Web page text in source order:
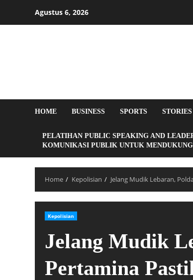
Agustus 6, 2026
HOME BUSINESS SPORTS STORIES
PELATIHAN PUBLIC SPEAKING AND
KOMUNIKASI PUBLIK UNTUK
Home Kepolisian Jelang Mudik Lebaran,
Kepolisian
Jelang Mudik
Pertamina